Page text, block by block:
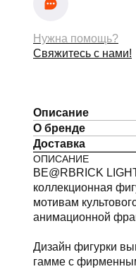
Нужна помощь?
Свяжитесь с нами!
Описание
О бренде
Доставка
ОПИСАНИЕ
BE@RBRICK
коллекционная
мотивам
анимационной
Дизайн фигурки
гамме с